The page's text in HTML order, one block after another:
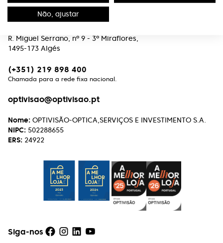
Contactos
R. Miguel Serrano, nº 9 - 3º Miraflores,
1495-173 Algés
(+351) 219 898 400
Chamada para a rede fixa nacional.
optivisao@optivisao.pt
Nome: OPTIVISÃO-OPTICA,SERVIÇOS E INVESTIMENTO S.A.
NIPC: 502288655
ERS: 24922
Siga-nos
Não, ajustar